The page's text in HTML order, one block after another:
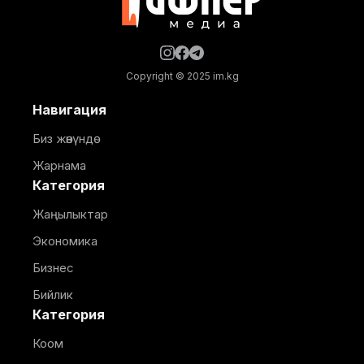
Copyright © 2025 im.kg
Навигация
Биз жөнүндө
Жарнама
Категория
Жаңылыктар
Экономика
Бизнес
Бийлик
Категория
Коом